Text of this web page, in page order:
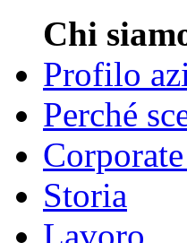
Chi
Profilo
Perché
Storia